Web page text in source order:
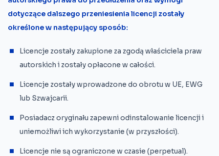
dotyczące dalszego przeniesienia licencji zostały
określone w następujący sposób:
Licencje zostały zakupione za zgodą właściciela praw
autorskich i zostały opłacone w całości.
Licencje zostały wprowadzone do obrotu w UE, EWG
lub Szwajcarii.
Posiadacz oryginału zapewni odinstalowanie licencji i
uniemożliwi ich wykorzystanie (w przyszłości).
Licencje nie są ograniczone w czasie (perpetual).